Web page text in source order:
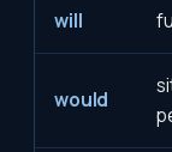
will
would